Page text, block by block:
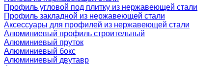
Профиль угловой под плитку из нержавеющей стали
Профиль закладной из нержавеющей стали
Аксессуары для профилей из нержавеющей стали
Алюминиевый профиль строительный
Алюминиевый пруток
Алюминиевый бокс
Алюминиевый двутавр